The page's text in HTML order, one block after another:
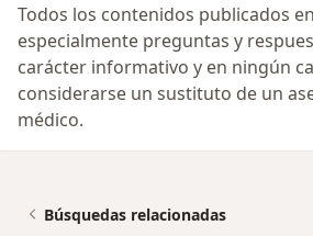
Todos los contenidos publicados
especialmente preguntas y
carácter informativo y en ningún
considerarse un sustituto de un
médico.
Búsquedas relacionadas